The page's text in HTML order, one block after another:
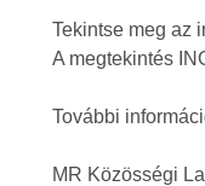
Tekintse meg az
A megtekintés
További
MR Közösségi